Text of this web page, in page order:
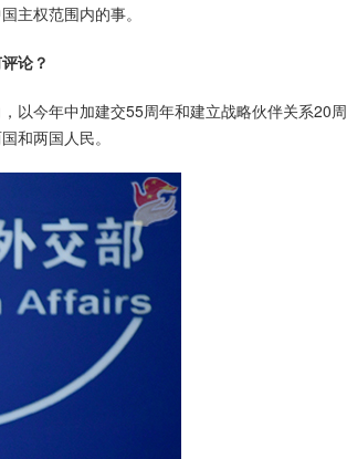
主权范围内的事。
论？
以今年中加建交55周年和建立战略伙伴关系20周
和两国人民。